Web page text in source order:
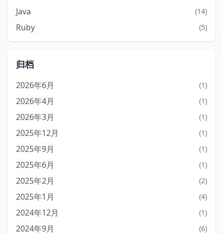
Java (14)
Ruby (5)
归档
2026年6月 (1)
2026年4月 (1)
2026年3月 (1)
2025年12月 (1)
2025年9月 (1)
2025年6月 (1)
2025年2月 (2)
2025年1月 (4)
2024年12月 (1)
2024年9月 (6)